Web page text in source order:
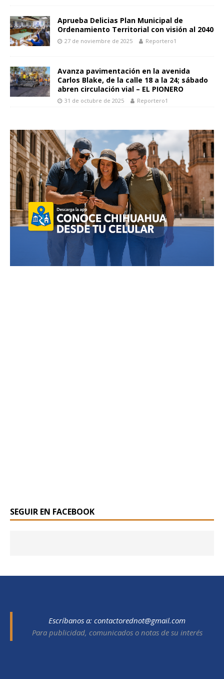
Aprueba Delicias Plan Municipal de
Ordenamiento Territorial con visión al 2040
27 de noviembre de 2025 Reportero1
Avanza pavimentación en la avenida
Carlos Blake, de la calle 18 a la 24; sábado
abren circulación vial – EL PIONERO
31 de octubre de 2025 Reportero1
SEGUIR EN FACEBOOK
Escríbanos a: contactorednot@gmail.com
Para publicidad, comunicados o notas de su interés